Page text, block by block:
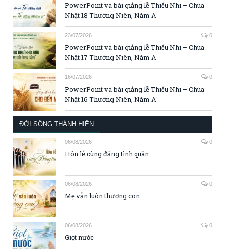
PowerPoint và bài giảng lễ Thiếu Nhi – Chúa
Nhật 18 Thường Niên, Năm A
23/07/2026 0
PowerPoint và bài giảng lễ Thiếu Nhi – Chúa
Nhật 17 Thường Niên, Năm A
16/07/2026 0
PowerPoint và bài giảng lễ Thiếu Nhi – Chúa
Nhật 16 Thường Niên, Năm A
ĐỜI SỐNG THÁNH HIẾN
06/08/2026 0
Hôn lễ cùng đấng tình quân
06/08/2026 0
Mẹ vẫn luôn thương con
06/08/2026 0
Giọt nước